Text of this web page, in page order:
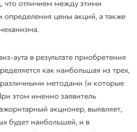
что отличием между этими
определения цены акций, а также
аута в результате приобретения
как наибольшая из трех,
методами (и которые
этом именно заявитель
акционер, выявляет,
будет наибольшей, и в